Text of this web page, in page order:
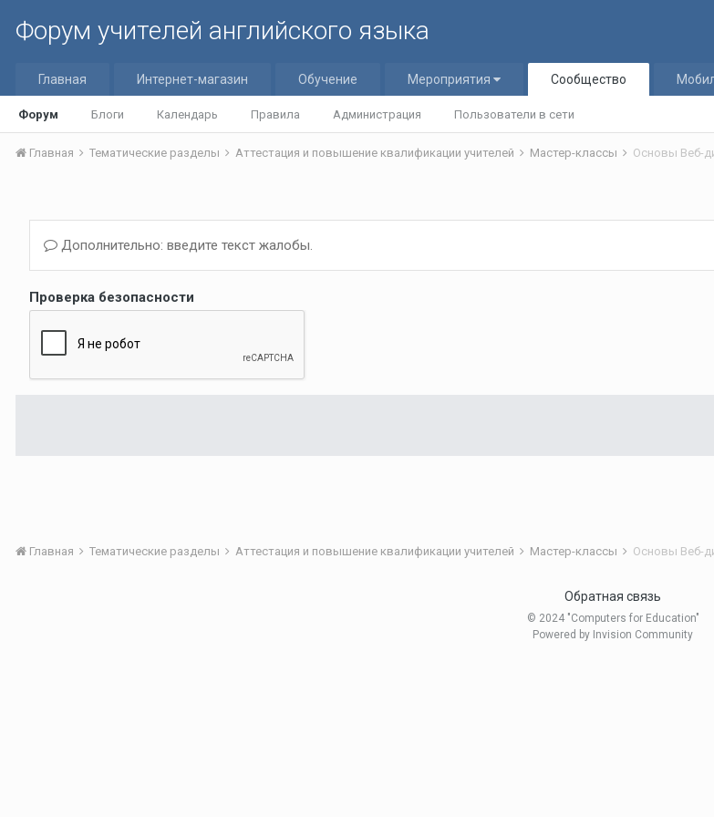
Форум учителей английского языка
Главная Интернет-магазин Обучение Мероприятия Сообщество
Форум Блоги Календарь Правила Администрация Пользователи в сети
Главная Тематические разделы Аттестация и повышение квалификации учителей Мастер-классы Основы Веб-
Дополнительно: введите текст жалобы.
Проверка безопасности
Главная Тематические разделы Аттестация и повышение квалификации учителей Мастер-классы Основы Веб-
Обратная связь
© 2024 "Computers for Education"
Powered by Invision Community